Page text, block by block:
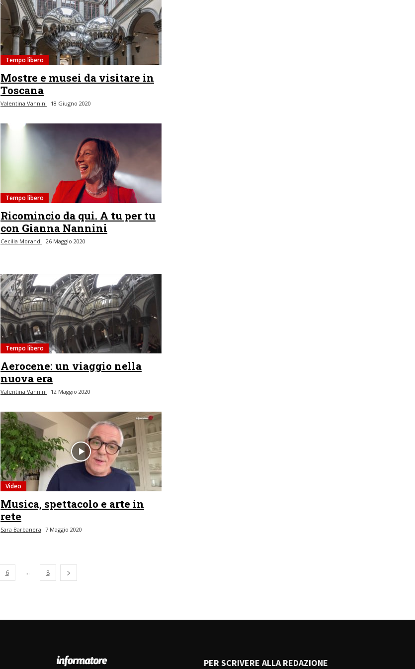
Tempo libero
Mostre e musei da visitare in
Toscana
Valentina Vannini 18 Giugno 2020
Tempo libero
Ricomincio da qui. A tu per tu
con Gianna Nannini
Cecilia Morandi 26 Maggio 2020
Tempo libero
Aerocene: un viaggio nella
nuova era
Valentina Vannini 12 Maggio 2020
Video
Musica, spettacolo e arte in
rete
Sara Barbanera 7 Maggio 2020
6 ... 8
PER SCRIVERE ALLA REDAZIONE